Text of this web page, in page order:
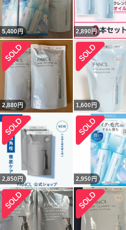
5,400円 2,890 円
2,880円 1,600円
2,850 円 2,950円